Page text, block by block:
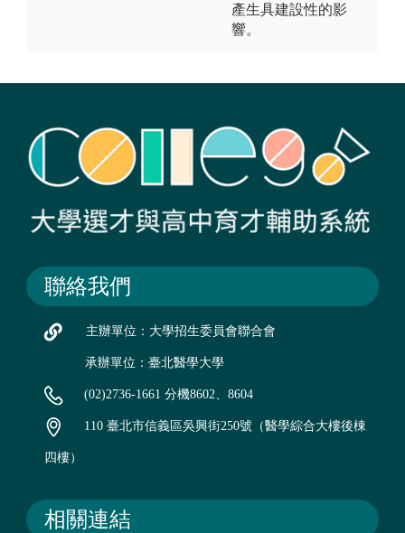
產生具建設性的影
響。
聯絡我們
主辦單位：大學招生委員會聯合會
承辦單位：臺北醫學大學
(02)2736-1661 分機8602、8604
110 臺北市信義區吳興街250號（醫學綜合大樓後棟
四樓）
相關連結